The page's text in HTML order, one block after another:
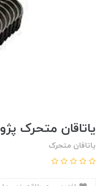
ياتاقان متحرک پژو tu3 50
یاتاقان متحرک